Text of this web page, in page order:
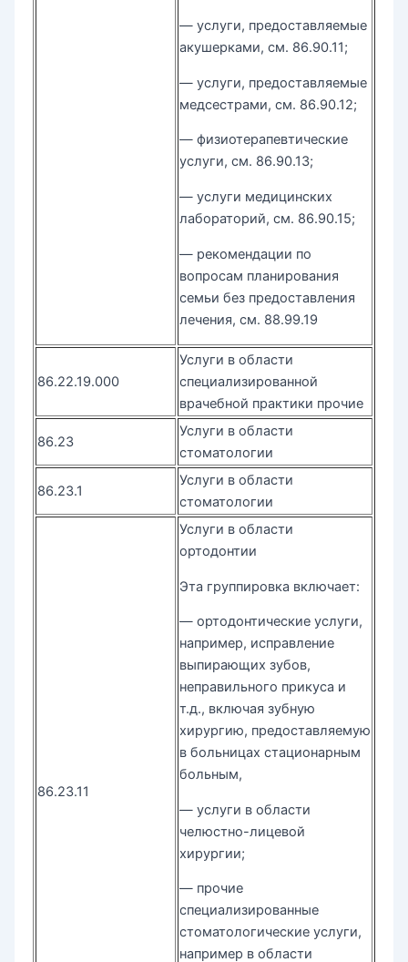
— услуги, предоставляемые
акушерками, см. 86.90.11;
— услуги, предоставляемые
медсестрами, см. 86.90.12;
— физиотерапевтические
услуги, см. 86.90.13;
— услуги медицинских
лабораторий, см. 86.90.15;
— рекомендации по
вопросам планирования
семьи без предоставления
лечения, см. 88.99.19
86.22.19.000
Услуги в области
специализированной
врачебной практики прочие
86.23
Услуги в области
стоматологии
86.23.1
Услуги в области
стоматологии
86.23.11
Услуги в области
ортодонтии
Эта группировка включает:
— ортодонтические услуги,
например, исправление
выпирающих зубов,
неправильного прикуса и
т.д., включая зубную
хирургию, предоставляемую
в больницах стационарным
больным,
— услуги в области
челюстно-лицевой
хирургии;
— прочие
специализированные
стоматологические услуги,
например в области